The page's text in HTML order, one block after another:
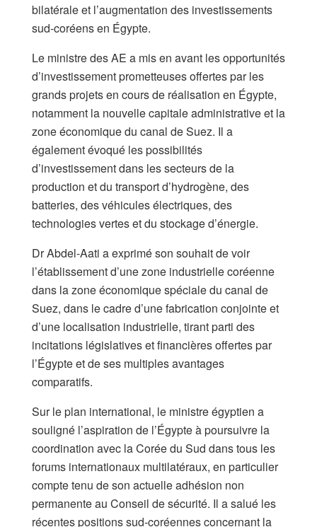
bilatérale et l’augmentation des investissements
sud-coréens en Égypte.
Le ministre des AE a mis en avant les opportunités
d’investissement prometteuses offertes par les
grands projets en cours de réalisation en Égypte,
notamment la nouvelle capitale administrative et la
zone économique du canal de Suez. Il a
également évoqué les possibilités
d’investissement dans les secteurs de la
production et du transport d’hydrogène, des
batteries, des véhicules électriques, des
technologies vertes et du stockage d’énergie.
Dr Abdel-Aati a exprimé son souhait de voir
l’établissement d’une zone industrielle coréenne
dans la zone économique spéciale du canal de
Suez, dans le cadre d’une fabrication conjointe et
d’une localisation industrielle, tirant parti des
incitations législatives et financières offertes par
l’Égypte et de ses multiples avantages
comparatifs.
Sur le plan international, le ministre égyptien a
souligné l’aspiration de l’Égypte à poursuivre la
coordination avec la Corée du Sud dans tous les
forums internationaux multilatéraux, en particulier
compte tenu de son actuelle adhésion non
permanente au Conseil de sécurité. Il a salué les
récentes positions sud-coréennes concernant la